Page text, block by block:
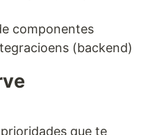
componentes
(backend)
que te